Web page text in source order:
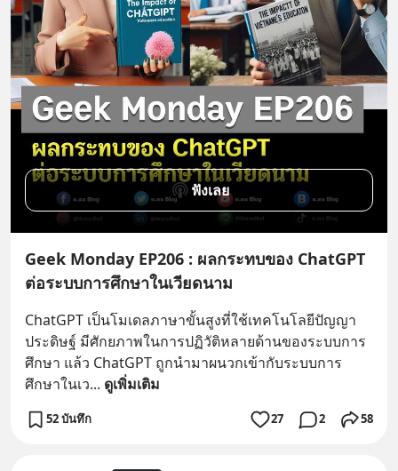
ฟังเลย
Geek Monday EP206 : ผลกระทบของ ChatGPT
ต่อระบบการศึกษาในเวียดนาม
ChatGPT เป็นโมเดลภาษาขั้นสูงที่ใช้เทคโนโลยีปัญญา
ประดิษฐ์ มีศักยภาพในการปฏิวัติหลายด้านของระบบการ
ศึกษา แล้ว ChatGPT ถูกนํามาผนวกเข้ากับระบบการ
ศึกษาในเว... ดูเพิ่มเติม
52 บันทึก 27 2 58